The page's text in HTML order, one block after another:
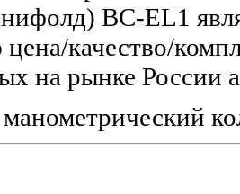
BC-EL1
качество/
на рынке России